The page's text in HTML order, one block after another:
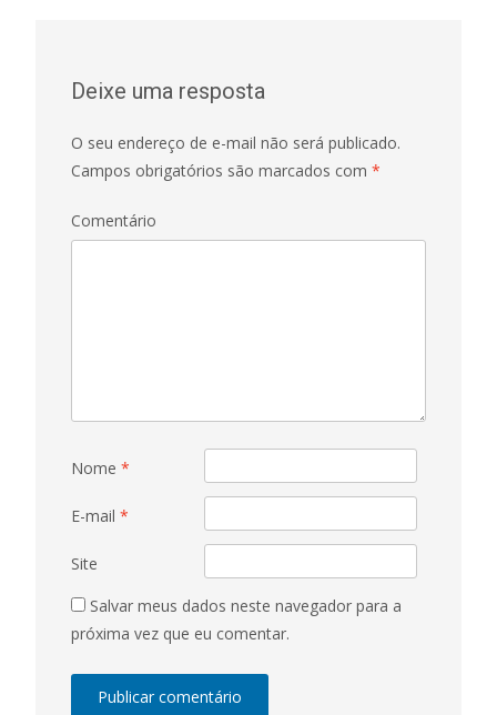
Deixe uma resposta
O seu endereço de e-mail não será publicado.
Campos obrigatórios são marcados com *
Comentário
Nome *
E-mail *
Site
Salvar meus dados neste navegador para a
próxima vez que eu comentar.